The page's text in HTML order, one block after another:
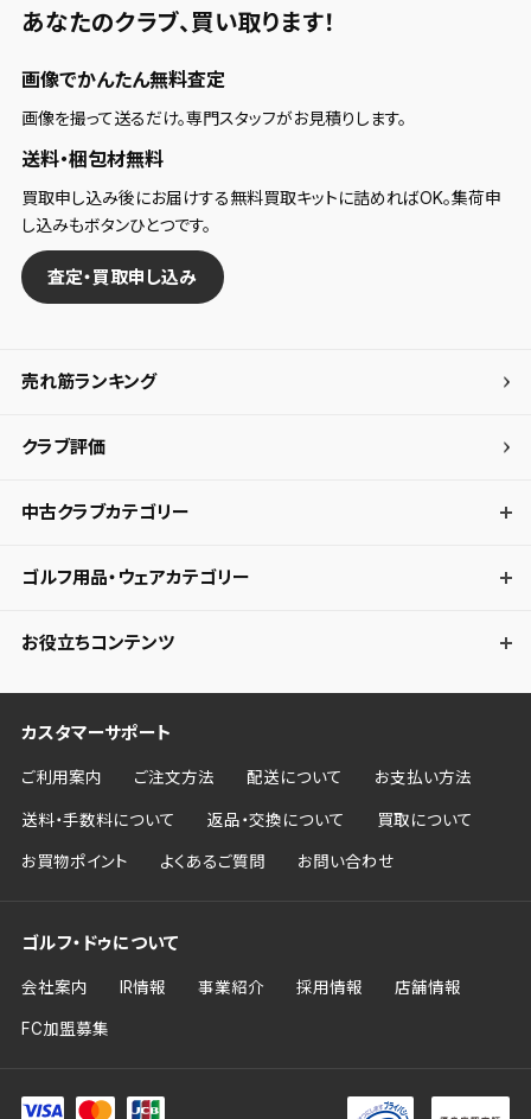
あなたのクラブ、 買い取ります！
画像でかんたん無料査定
画像を撮って送るだけ。専門スタッフがお見積りします。
送料・梱包材無料
買取申し込み後にお届けする無料買取キットに詰めればOK。集荷申
し込みもボタンひとつです。
査定・買取申し込み
売れ筋ランキング
クラブ評価
中古クラブカテゴリー
ゴルフ用品・ウェアカテゴリー
お役立ちコンテンツ
カスタマーサポート
ご利用案内 ご注文方法 配送について お支払い方法
送料・手数料について 返品・交換について 買取について
お買物ポイント よくあるご質問 お問い合わせ
ゴルフ・ドゥについて
会社案内 IR情報 事業紹介 採用情報 店舗情報
FC加盟募集